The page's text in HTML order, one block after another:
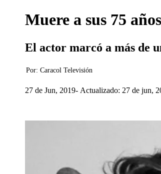
Muere a sus 75
El actor marcó a más de
Por: Caracol Televisión
27 de Jun, 2019 Actualizado: 27 de jun,